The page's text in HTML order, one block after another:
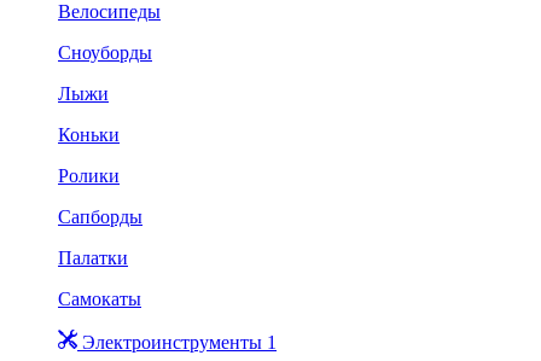
Велосипеды
Сноуборды
Лыжи
Коньки
Ролики
Сапборды
Палатки
Самокаты
Электроинструменты 1